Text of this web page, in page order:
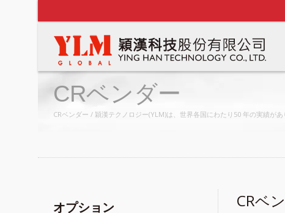
CRベンダー
CRベンダー / 穎漢テクノロジー(YLM)は、世界各国にわたり50 年の実績が
オプション CRベ